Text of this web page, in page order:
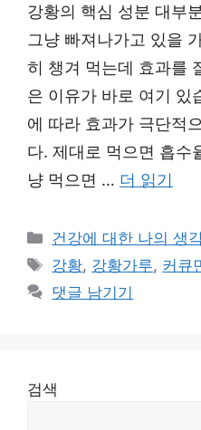
강황의 핵심 성분 대부
그냥 빠져나가고 있을
히 챙겨 먹는데 효과를
은 이유가 바로 여기 있
에 따라 효과가 극단적
다. 제대로 먹으면 흡수
냥 먹으면 … 더 읽기
카
테
고
리
건강에 대한 나의 생
태
그
강황, 강황가루, 커큐
댓글 남기기
검색